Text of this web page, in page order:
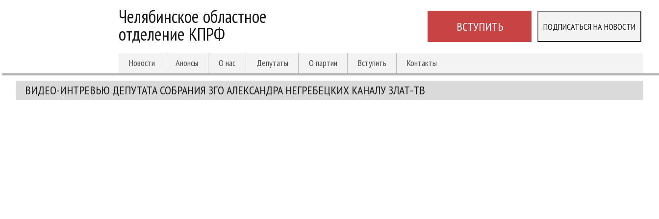
Челябинское областное
отделение КПРФ ВСТУПИТЬ ПОДПИСАТЬСЯ НА НОВОСТИ
Новости Анонсы О нас Депутаты О партии Вступить Контакты
ВИДЕО-ИНТРЕВЬЮ ДЕПУТАТА СОБРАНИЯ ЗГО АЛЕКСАНДРА НЕГРЕБЕЦКИХ КАНАЛУ ЗЛАТ-ТВ